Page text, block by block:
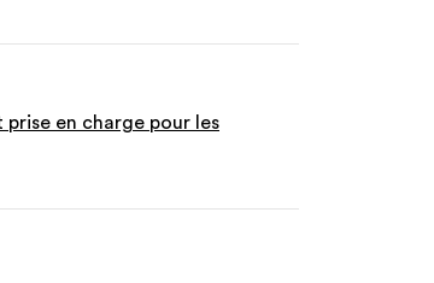
en charge pour les